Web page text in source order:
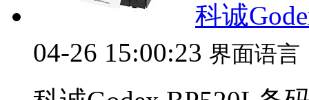
科诚
04-26 15:00:23 界面语言